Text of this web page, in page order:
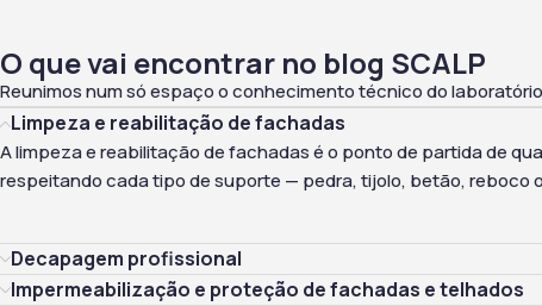
O que vai encontrar no blog SCALP
Reunimos num só espaço o conhecimento técnico do
Limpeza e reabilitação de fachadas
A limpeza e reabilitação de fachadasé o ponto de partida de
respeitando cada tipo de suporte — pedra, tijolo, betão, reboco
Decapagem profissional
Impermeabilização e proteção de fachadas e telhados